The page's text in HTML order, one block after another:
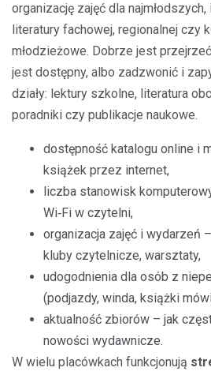
organizację zajęć dla
literatury fachowej, regionalnej czy
młodzieżowe. Dobrze jest
jest dostępny, albo zadzwonić i
działy: lektury szkolne, literatura
poradniki czy publikacje naukowe.
dostępność katalogu online i
książek przez internet,
liczba stanowisk
Wi‑Fi w czytelni,
organizacja zajęć i wydarzeń
kluby czytelnicze, warsztaty,
udogodnienia dla osób z
(podjazdy, winda, książki
aktualność zbiorów – jak
nowości wydawnicze.
W wielu placówkach funkcjonują